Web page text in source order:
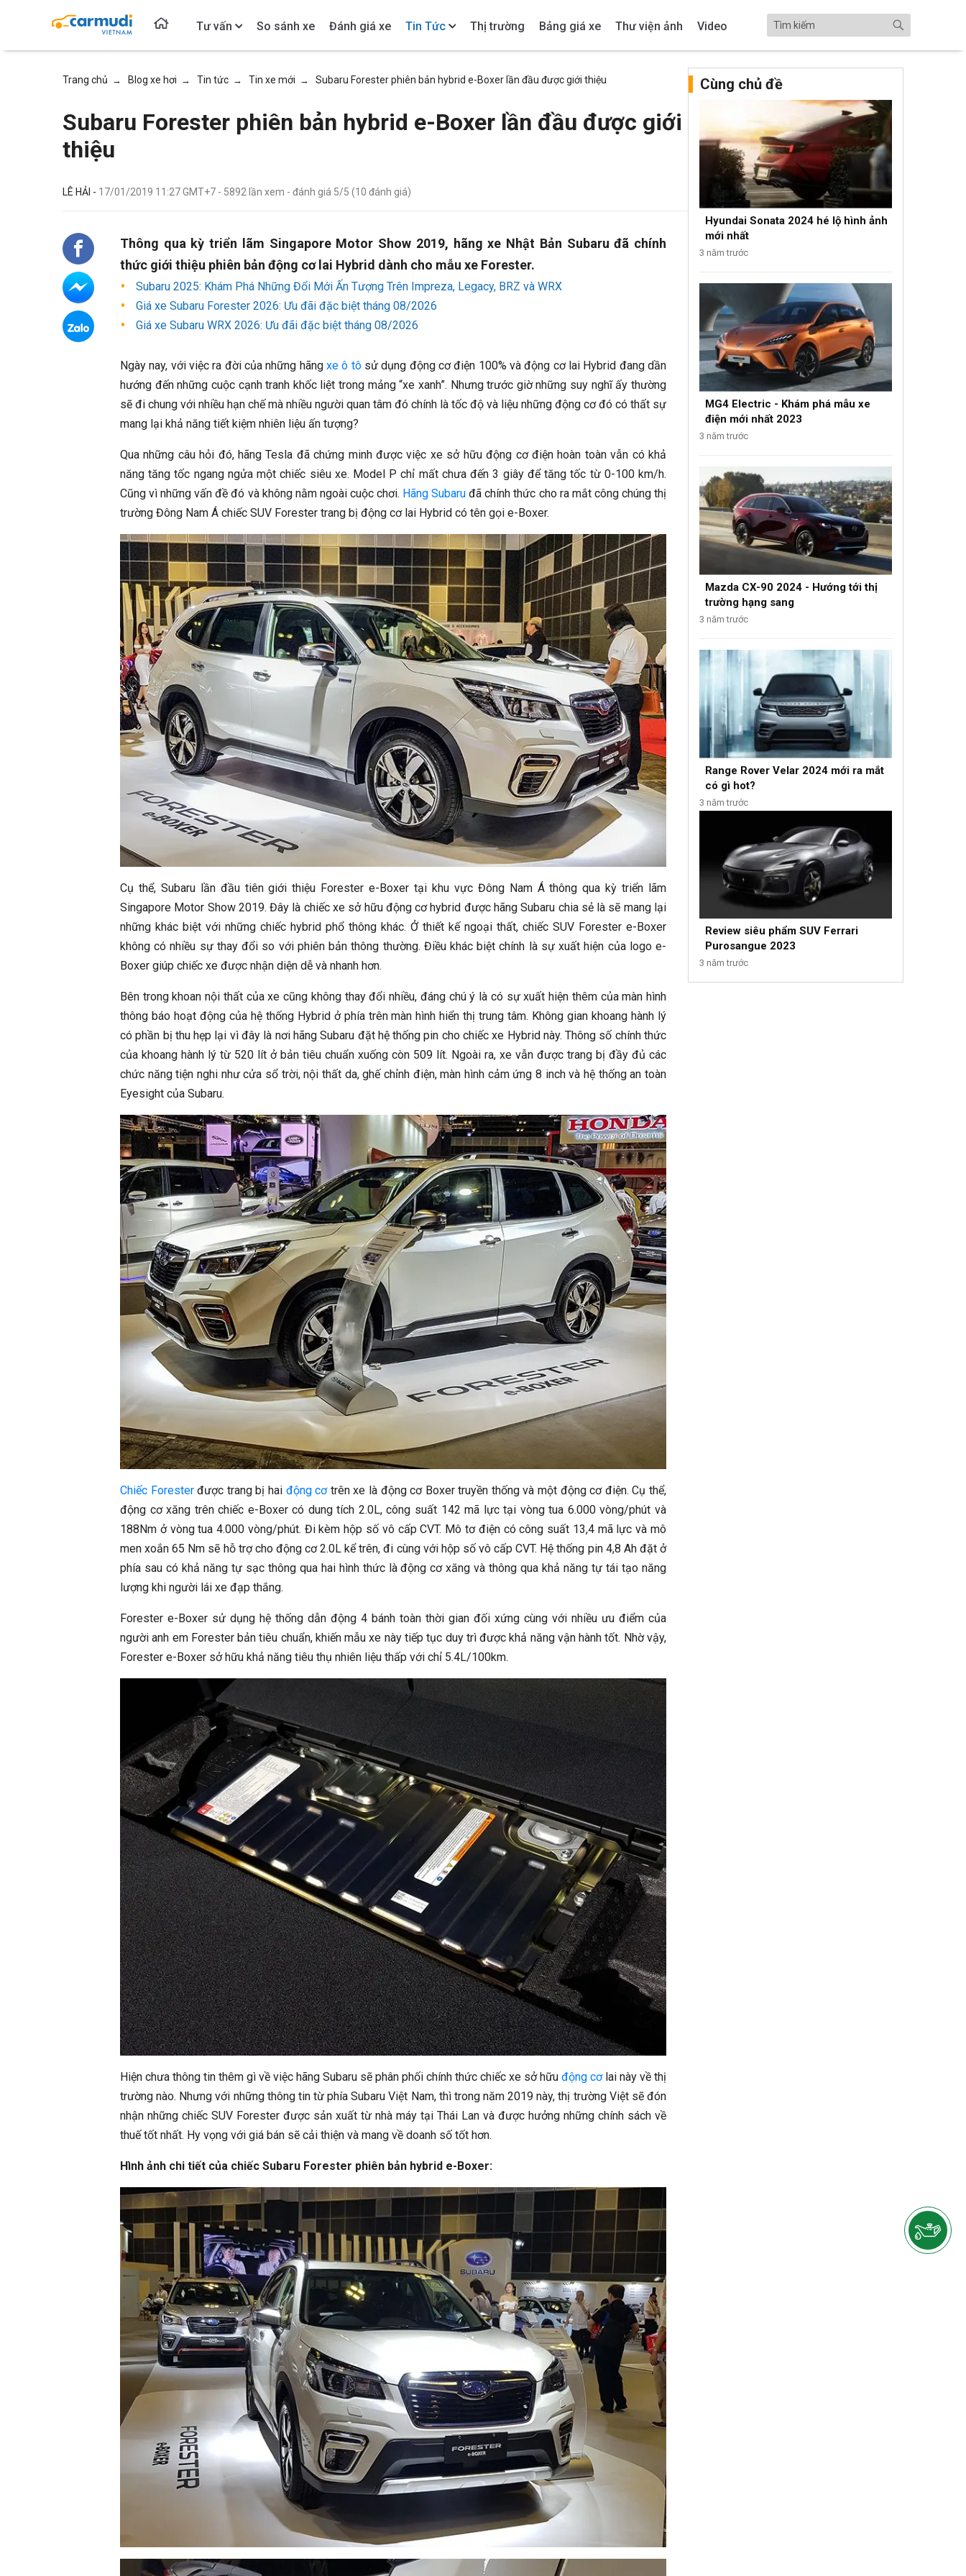
Tư vấn So sánh xe Đánh giá xe Tin Tức Thị trường Bảng giá xe Thư viện ảnh Video
Trang chủ → Blog xe hơi → Tin tức → Tin xe mới → Subaru Forester phiên bản hybrid e-Boxer lần đầu được giới thiệu
Subaru Forester phiên bản hybrid e-Boxer lần đầu được giới
thiệu
LÊ HẢI - 17/01/2019 11:27 GMT+7 - 5892 lần xem - đánh giá 5/5 (10 đánh giá)
Thông qua kỳ triển lãm Singapore Motor Show 2019, hãng xe Nhật Bản Subaru đã chính
thức giới thiệu phiên bản động cơ lai Hybrid dành cho mẫu xe Forester.
Subaru 2025: Khám Phá Những Đổi Mới Ấn Tượng Trên Impreza, Legacy, BRZ và WRX
Giá xe Subaru Forester 2026: Ưu đãi đặc biệt tháng 08/2026
Giá xe Subaru WRX 2026: Ưu đãi đặc biệt tháng 08/2026
Ngày nay, với việc ra đời của những hãng xe ô tôsử dụng động cơ điện 100% và động cơ lai Hybrid đang dần
hướng đến những cuộc cạnh tranh khốc liệt trong mảng “xe xanh”. Nhưng trước giờ những suy nghĩ ấy thường
sẽ đi chung với nhiều hạn chế mà nhiều người quan tâm đó chính là tốc độ và liệu những động cơ đó có thất sự
mang lại khả năng tiết kiệm nhiên liệu ấn tượng?
Qua những câu hỏi đó, hãng Tesla đã chứng minh được việc xe sở hữu động cơ điện hoàn toàn vẫn có khả
năng tăng tốc ngang ngửa một chiếc siêu xe. Model P chỉ mất chưa đến 3 giây để tăng tốc từ 0-100 km/h.
Cũng vì những vấn đề đó và không nằm ngoài cuộc chơi. Hãng Subaru đã chính thức cho ra mắt công chúng thị
trường Đông Nam Á chiếc SUV Forester trang bị động cơ lai Hybrid có tên gọi e-Boxer.
Cụ thể, Subaru lần đầu tiên giới thiệu Forester e-Boxer tại khu vực Đông Nam Á thông qua kỳ triển lãm
Singapore Motor Show 2019. Đây là chiếc xe sở hữu động cơ hybrid được hãng Subaru chia sẻ là sẽ mang lại
những khác biệt với những chiếc hybrid phổ thông khác. Ở thiết kế ngoại thất, chiếc SUV Forester e-Boxer
không có nhiều sự thay đổi so với phiên bản thông thường. Điều khác biệt chính là sự xuất hiện của logo e-
Boxer giúp chiếc xe được nhận diện dễ và nhanh hơn.
Bên trong khoan nội thất của xe cũng không thay đổi nhiều, đáng chú ý là có sự xuất hiện thêm của màn hình
thông báo hoạt động của hệ thống Hybrid ở phía trên màn hình hiển thị trung tâm. Không gian khoang hành lý
có phần bị thu hẹp lại vì đây là nơi hãng Subaru đặt hệ thống pin cho chiếc xe Hybrid này. Thông số chính thức
của khoang hành lý từ 520 lít ở bản tiêu chuẩn xuống còn 509 lít. Ngoài ra, xe vẫn được trang bị đầy đủ các
chức năng tiện nghi như cửa sổ trời, nội thất da, ghế chỉnh điện, màn hình cảm ứng 8 inch và hệ thống an toàn
Eyesight của Subaru.
Chiếc Foresterđược trang bị hai động cơtrên xe là động cơ Boxer truyền thống và một động cơ điện. Cụ thể,
động cơ xăng trên chiếc e-Boxer có dung tích 2.0L, công suất 142 mã lực tại vòng tua 6.000 vòng/phút và
188Nm ở vòng tua 4.000 vòng/phút. Đi kèm hộp số vô cấp CVT. Mô tơ điện có công suất 13,4 mã lực và mô
men xoắn 65 Nm sẽ hỗ trợ cho động cơ 2.0L kể trên, đi cùng với hộp số vô cấp CVT. Hệ thống pin 4,8 Ah đặt ở
phía sau có khả năng tự sạc thông qua hai hình thức là động cơ xăng và thông qua khả năng tự tái tạo năng
lượng khi người lái xe đạp thắng.
Forester e-Boxer sử dụng hệ thống dẫn động 4 bánh toàn thời gian đối xứng cùng với nhiều ưu điểm của
người anh em Forester bản tiêu chuẩn, khiến mẫu xe này tiếp tục duy trì được khả năng vận hành tốt. Nhờ vậy,
Forester e-Boxer sở hữu khả năng tiêu thụ nhiên liệu thấp với chỉ 5.4L/100km.
Hiện chưa thông tin thêm gì về việc hãng Subaru sẽ phân phối chính thức chiếc xe sở hữu động cơlai này về thị
trường nào. Nhưng với những thông tin từ phía Subaru Việt Nam, thì trong năm 2019 này, thị trường Việt sẽ đón
nhận những chiếc SUV Forester được sản xuất từ nhà máy tại Thái Lan và được hưởng những chính sách về
thuế tốt nhất. Hy vọng với giá bán sẽ cải thiện và mang về doanh số tốt hơn.
Hình ảnh chi tiết của chiếc Subaru Forester phiên bản hybrid e-Boxer:
Cùng chủ đề
Hyundai Sonata 2024 hé lộ hình ảnh
mới nhất
3 năm trước
MG4 Electric - Khám phá mẫu xe
điện mới nhất 2023
3 năm trước
Mazda CX-90 2024 - Hướng tới thị
trường hạng sang
3 năm trước
Range Rover Velar 2024 mới ra mắt
có gì hot?
3 năm trước
Review siêu phẩm SUV Ferrari
Purosangue 2023
3 năm trước